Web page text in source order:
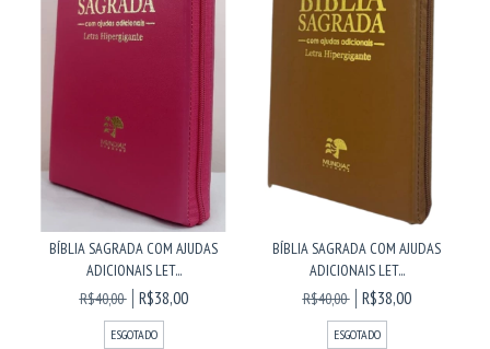
BÍBLIA SAGRADA COM AJUDAS
ADICIONAIS LET...
R$40,00
R$38,00
ESGOTADO
BÍBLIA SAGRADA COM AJUDAS
ADICIONAIS LET...
R$40,00
R$38,00
ESGOTADO